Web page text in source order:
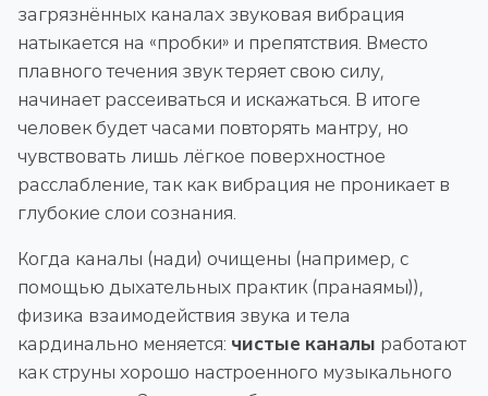
загрязнённых каналах звуковая вибрация
натыкается на «пробки» и препятствия. Вместо
плавного течения звук теряет свою силу,
начинает рассеиваться и искажаться. В итоге
человек будет часами повторять мантру, но
чувствовать лишь лёгкое поверхностное
расслабление, так как вибрация не проникает в
глубокие слои сознания.
Когда каналы (нади) очищены (например, с
помощью дыхательных практик (пранаямы)),
физика взаимодействия звука и тела
кардинально меняется: чистые каналы работают
как струны хорошо настроенного музыкального